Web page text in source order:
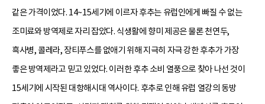
같은 가격이었다. 14~15세기에 이르자 후추는 유럽인에게 빠질 수 없는
조미료와 방역제로 자리 잡았다. 식생활에 향미 제공은 물론 천연두,
흑사병, 콜레라, 장티푸스를 없애기 위해 지극히 자극 강한 후추가 가장
좋은 방역제라고 믿고 있었다. 이러한 후추 소비 열풍으로 찾아 나선 것이
15세기에 시작된 대항해시대 역사이다. 후추로 인해 유럽 열강의 동방